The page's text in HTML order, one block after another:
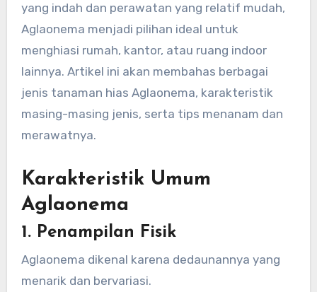
yang indah dan perawatan yang relatif mudah,
Aglaonema menjadi pilihan ideal untuk
menghiasi rumah, kantor, atau ruang indoor
lainnya. Artikel ini akan membahas berbagai
jenis tanaman hias Aglaonema, karakteristik
masing-masing jenis, serta tips menanam dan
merawatnya.
Karakteristik Umum
Aglaonema
1. Penampilan Fisik
Aglaonema dikenal karena dedaunannya yang
menarik dan bervariasi.